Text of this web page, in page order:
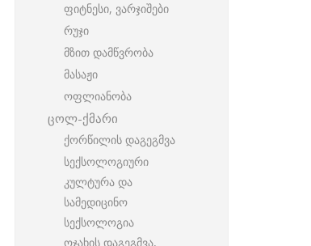
ფიტნესი, ვარჯიშები
რუჯი
მზით დამწვრობა
მასაჟი
ოფლიანობა
ცოლ-ქმარი
ქორწილის დაგეგმვა
სექსოლოგიური
კულტურა და
სამედიცინო
სექსოლოგია
ოჯახის დაგეგმვა,